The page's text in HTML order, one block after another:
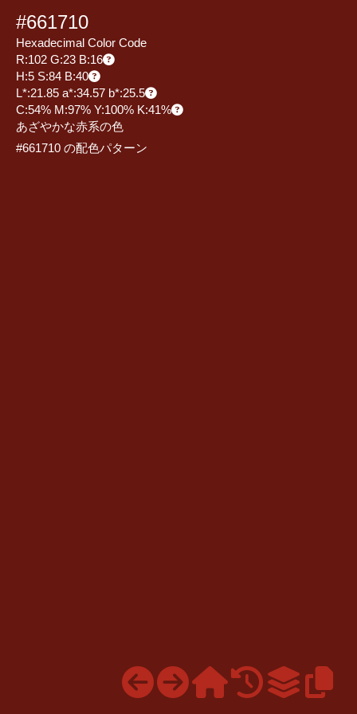
#661710
Hexadecimal Color Code
R:102 G:23 B:16
H:5 S:84 B:40
L*:21.85 a*:34.57 b*:25.5
C:54% M:97% Y:100% K:41%
あざやかな赤系の色
#661710 の配色パターン